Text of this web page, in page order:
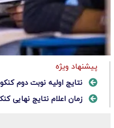
پیشنهاد ویژه
نتایج اولیه نوبت دوم
زمان اعلام نتایج